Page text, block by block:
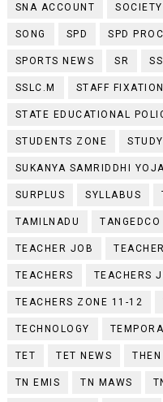
SNA ACCOUNT
SONG SPD SPD
SPORTS NEWS SR
SSLC.M STAFF FIXATION
STATE EDUCATIONAL
STUDENTS ZONE
SUKANYA SAMRIDDHI
SURPLUS SYLLABUS
TAMILNADU TANGEDCO
TEACHER JOB
TEACHERS TEACHERS
TEACHERS ZONE 11-12
TECHNOLOGY
TET TET NEWS
TN EMIS TN MAWS